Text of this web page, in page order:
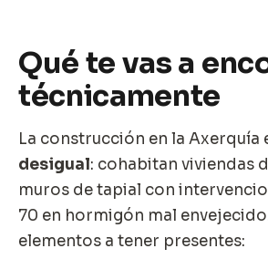
Qué te vas a
técnicamente
La construcción en la Axerquía
desigual: cohabitan viviendas
muros de tapial con
70 en hormigón mal
elementos a tener presentes: